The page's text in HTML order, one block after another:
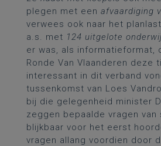
plegen met een afvaardiging
verwees ook naar het
a.s. met 124 uitgelote
er was, als informatieformat,
Ronde Van Vlaanderen deze
interessant in dit verband
tussenkomst van Loes
bij die gelegenheid minister
zeggen bepaalde vragen
blijkbaar voor het eerst
vragen allang voordien door